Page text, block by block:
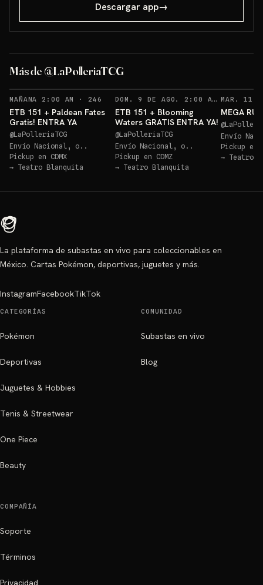
Descargar app→
Más de @LaPolleriaTCG
Sorteos: ETB Paldean GRATIS +10 más →
MAÑANA 2:00 AM · 246 RECORDATORIOS
ETB 151 + Paldean Fates
Gratis! ENTRA YA
@LaPolleriaTCG
Envío Nacional, o..
Pickup en CDMX
→ Teatro Blanquita
DOM. 9 DE AGO. 2:00 AM ·258
ETB 151 + Blooming
Waters GRATIS ENTRA YA!
@LaPolleriaTCG
Envío Nacional, o..
Pickup en CDMZ
→ Teatro Blanquita
MEGA
@
Envío
Pickup en
→ Teatro
La plataforma de subastas en vivo para coleccionables en
México. Cartas Pokémon, deportivas, juguetes y más.
InstagramFacebookTikTok
CATEGORÍAS
Pokémon
Deportivas
Juguetes & Hobbies
Tenis & Streetwear
One Piece
Beauty
COMUNIDAD
Subastas en vivo
Blog
COMPAÑÍA
Soporte
Términos
Privacidad